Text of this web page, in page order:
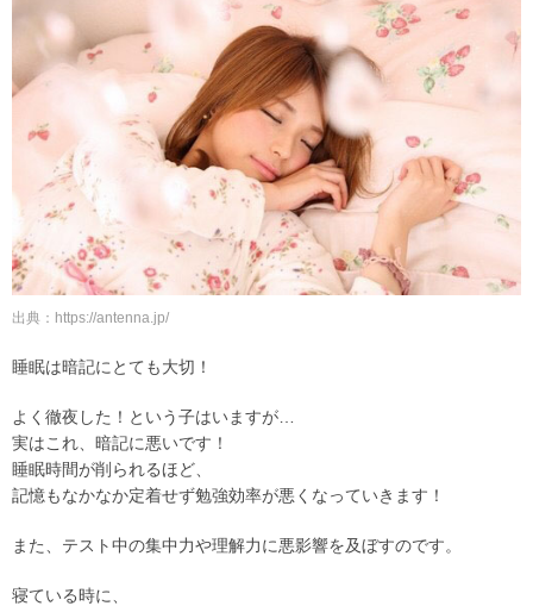
出典：https://antenna.jp/
睡眠は暗記にとても大切！
よく徹夜した！という子はいますが…
実はこれ、暗記に悪いです！
睡眠時間が削られるほど、
記憶もなかなか定着せず勉強効率が悪くなっていきます！
また、テスト中の集中力や理解力に悪影響を及ぼすのです。
寝ている時に、